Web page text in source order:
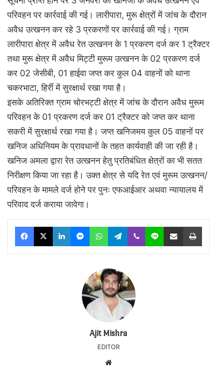
परिवहन पर कार्रवाई की गई। लारीपारा, मुरू क्षेत्रों में जांच के दौरान
अवैध उत्खनन कर रहे 3 प्रकरणों पर कार्रवाई की गई। ग्राम
लारीपारा क्षेत्र में अवैध रेत उत्खनन के 1 प्रकरण दर्ज कर 1 ट्रैक्टर
तथा मुरू क्षेत्र में अवैध मिट्टी मुरूम उत्खनन के 02 प्रकरण दर्ज
कर 02 जेसीबी, 01 हाईवा जप्त कर कुल 04 वाहनों को थाना
चकरभाटा, हिर्री में सुरक्षार्थ रखा गया है।
इसके अतिरिक्त ग्राम चोरभट्टी क्षेत्र में जांच के दौरान अवैध मुरूम
परिवहन के 01 प्रकरण दर्ज कर 01 ट्रैक्टर को जप्त कर थाना
सकरी में सुरक्षार्थ रखा गया है। जप्त खनिजमय कुल 05 वाहनों पर
खनिज अधिनियम के प्रावधानों के तहत कार्यवाही की जा रही है।
खनिज अमला द्वारा रेत उत्खनन हेतु प्रतिबंधित क्षेत्रों का भी सतत
निरीक्षण किया जा रहा है। उक्त क्षेत्र से यदि रेत एवं मुरूम उत्खनन/
परिवहन के मामले दर्ज होने पर पुनः एफआईआर अथवा न्यायालय में
परिवाद दर्ज कराया जावेगा।
Facebook
X LinkedInMessengerWhatsAppTelegram
Viber Line Share via Email Print
Ajit Mishra
EDITOR